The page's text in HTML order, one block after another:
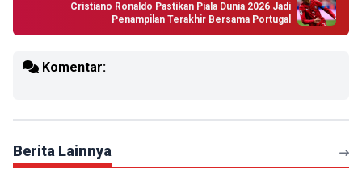
Cristiano Ronaldo Pastikan Piala Dunia 2026 Jadi
Penampilan Terakhir Bersama Portugal
Komentar:
Berita Lainnya